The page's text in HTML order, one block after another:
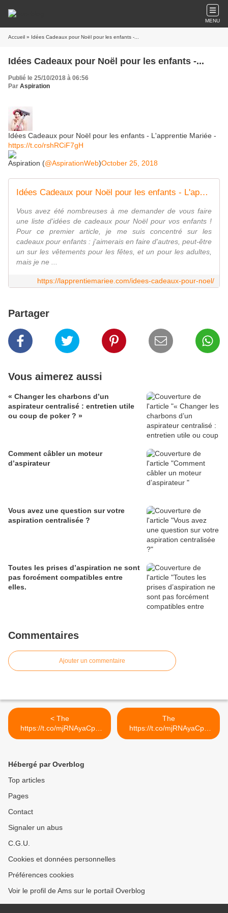
MENU
Accueil » Idées Cadeaux pour Noël pour les enfants -...
Idées Cadeaux pour Noël pour les enfants -...
Publié le 25/10/2018 à 06:56
Par Aspiration
Idées Cadeaux pour Noël pour les enfants - L'apprentie Mariée -
https://t.co/rshRCiF7gH
Aspiration (@AspirationWeb)October 25, 2018
Idées Cadeaux pour Noël pour les enfants - L'apprentie Mariée -
Vous avez été nombreuses à me demander de vous faire
une liste d'idées de cadeaux pour Noël pour vos enfants !
Pour ce premier article, je me suis concentré sur les
cadeaux pour enfants : j'aimerais en faire d'autres, peut-être
un sur les vêtements pour les fêtes, et un pour les adultes,
mais je ne ...
https://lapprentiemariee.com/idees-cadeaux-pour-noel/
Partager
Vous aimerez aussi
« Changer les charbons d’un
aspirateur centralisé : entretien utile
ou coup de poker ? »
Comment câbler un moteur
d’aspirateur
Vous avez une question sur votre
aspiration centralisée ?
Toutes les prises d’aspiration ne sont
pas forcément compatibles entre
elles.
Commentaires
Ajouter un commentaire
< The
https://t.co/mjRNAyaCph
Daily est en ligne!...
The
https://t.co/mjRNAyaCph
Daily est en ligne!... >
Hébergé par Overblog
Top articles
Pages
Contact
Signaler un abus
C.G.U.
Cookies et données personnelles
Préférences cookies
Voir le profil de Ams sur le portail Overblog